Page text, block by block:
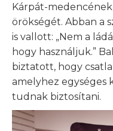
Kárpát-medencének
örökségét. Abban a
is vallott: „Nem a
hogy használjuk.”
biztatott, hogy
amelyhez egységes
tudnak biztosítani.